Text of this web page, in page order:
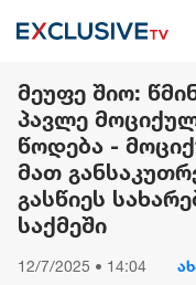
მეუფე შიო:
პავლე
წოდება -
მათ
გასწიეს
საქმეში
12/7/2025 • 14:04